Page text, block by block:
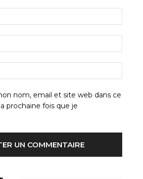
:*
:*
:
nom, email et site web dans ce
prochaine fois que je